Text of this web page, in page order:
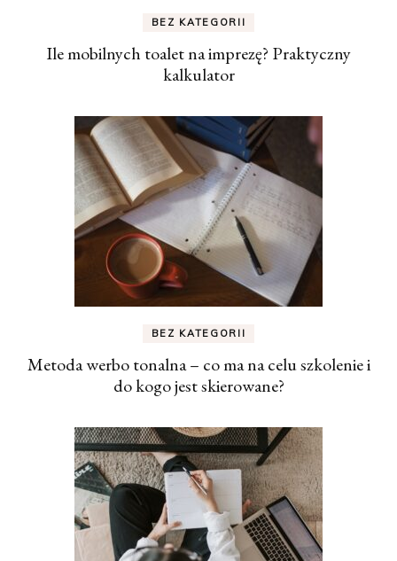
BEZ KATEGORII
Ile mobilnych toalet na imprezę? Praktyczny
kalkulator
BEZ KATEGORII
Metoda werbo tonalna – co ma na celu szkolenie i
do kogo jest skierowane?